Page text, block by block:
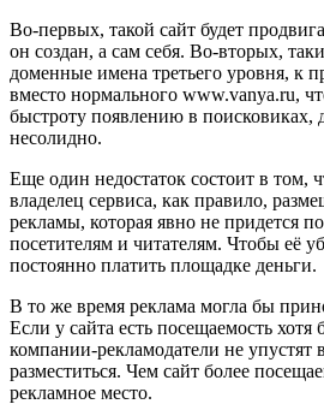
Во-первых, такой сайт будет
он создан, а сам себя. Во-вторых,
доменные имена третьего уровня, к
вместо нормального www.vanya.ru,
быстроту появлению в поисковиках,
несолидно.
Еще один недостаток состоит в том,
владелец сервиса, как правило,
рекламы, которая явно не придется
посетителям и читателям. Чтобы её
постоянно платить площадке деньги.
В то же время реклама могла бы
Если у сайта есть посещаемость хотя
компании-рекламодатели не упустят
разместиться. Чем сайт более
рекламное место.